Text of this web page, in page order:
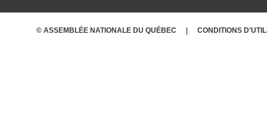
© ASSEMBLÉE NATIONALE DU QUÉBEC CONDITIONS